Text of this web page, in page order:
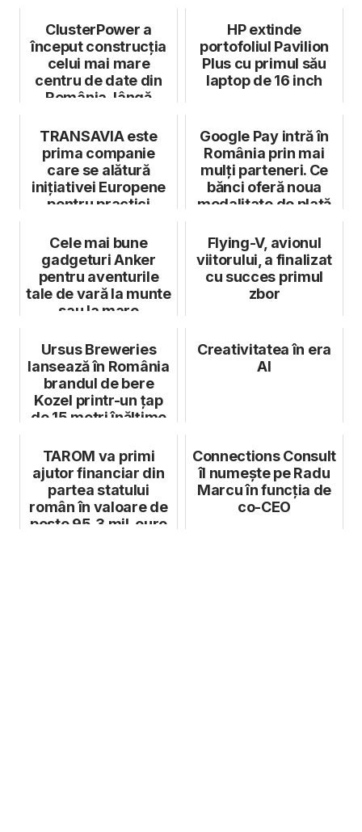
următorii...
ClusterPower a
început construcția
celui mai mare
centru de date din
România, lângă
HP extinde
portofoliul Pavilion
Plus cu primul său
laptop de 16 inch
TRANSAVIA este
prima companie
care se alătură
inițiativei Europene
pentru practici
Google Pay intră în
România prin mai
mulți parteneri. Ce
bănci oferă noua
modalitate de plată
Cele mai bune
gadgeturi Anker
pentru aventurile
tale de vară la munte
sau la mare
Flying-V, avionul
viitorului, a finalizat
cu succes primul
zbor
Ursus Breweries
lansează în România
brandul de bere
Kozel printr-un țap
de 15 metri înălțime
Creativitatea în era
AI
TAROM va primi
ajutor financiar din
partea statului
român în valoare de
peste 95,3 mil. euro
Connections Consult
îl numește pe Radu
Marcu în funcția de
co-CEO